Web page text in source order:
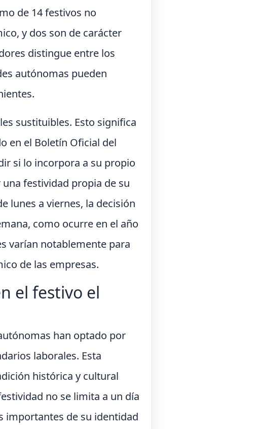
de 14 festivos no
y dos son de carácter
distingue entre los
autónomas pueden
sustituibles. Esto significa
en el Boletín Oficial del
si lo incorpora a su propio
festividad propia de su
lunes a viernes, la decisión
como ocurre en el año
varían notablemente para
de las empresas.
el festivo el
han optado por
laborales. Esta
histórica y cultural
no se limita a un día
importantes de su identidad